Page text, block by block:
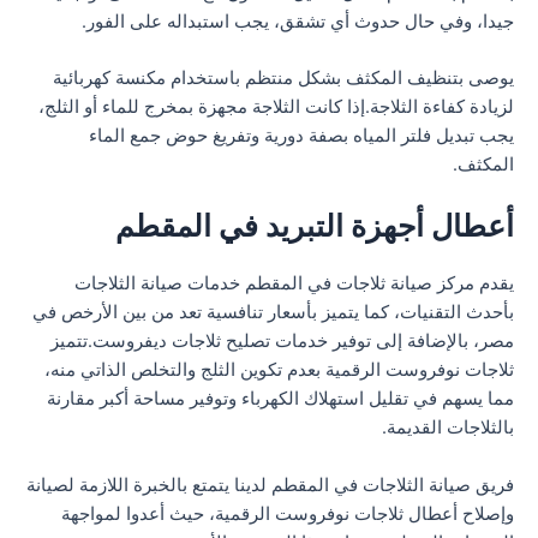
جيدا، وفي حال حدوث أي تشقق، يجب استبداله على الفور.
يوصى بتنظيف المكثف بشكل منتظم باستخدام مكنسة كهربائية
لزيادة كفاءة الثلاجة.إذا كانت الثلاجة مجهزة بمخرج للماء أو الثلج،
يجب تبديل فلتر المياه بصفة دورية وتفريغ حوض جمع الماء
المكثف.
أعطال أجهزة التبريد في المقطم
يقدم مركز صيانة ثلاجات في المقطم خدمات صيانة الثلاجات
بأحدث التقنيات، كما يتميز بأسعار تنافسية تعد من بين الأرخص في
مصر، بالإضافة إلى توفير خدمات تصليح ثلاجات ديفروست.تتميز
ثلاجات نوفروست الرقمية بعدم تكوين الثلج والتخلص الذاتي منه،
مما يسهم في تقليل استهلاك الكهرباء وتوفير مساحة أكبر مقارنة
بالثلاجات القديمة.
فريق صيانة الثلاجات في المقطم لدينا يتمتع بالخبرة اللازمة لصيانة
وإصلاح أعطال ثلاجات نوفروست الرقمية، حيث أعدوا لمواجهة